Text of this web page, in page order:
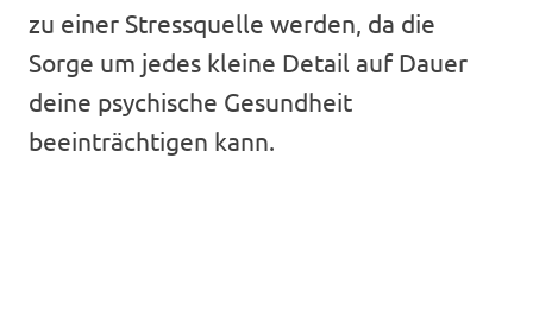
zu einer Stressquelle werden, da die
Sorge um jedes kleine Detail auf Dauer
deine psychische Gesundheit
beeinträchtigen kann.